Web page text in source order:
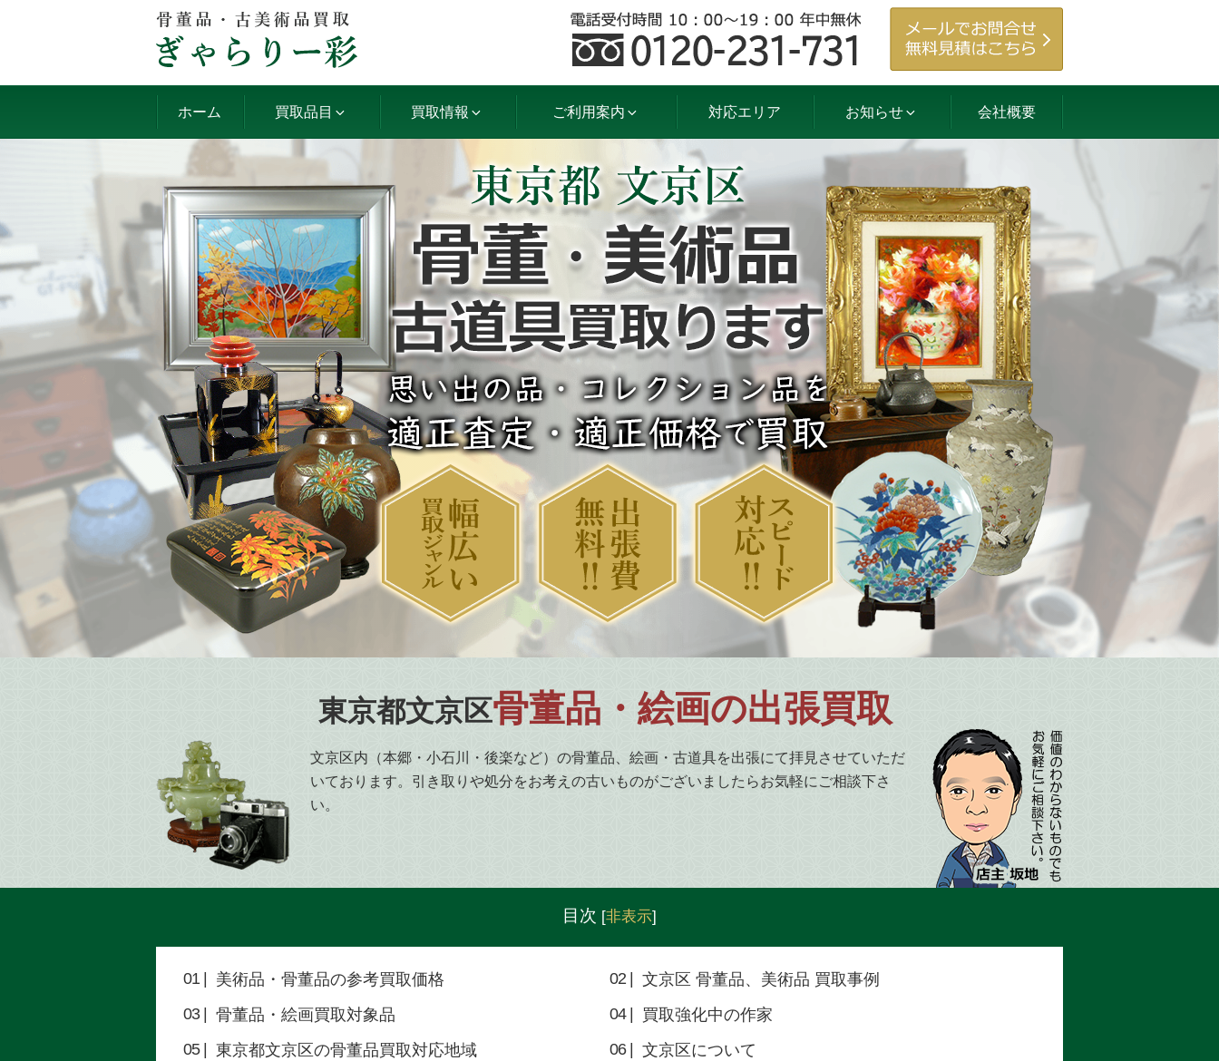
ン
プ
ホーム 買取品目 買取情報 ご利用案内 対応エリア お知らせ 会社概要
東京都文京区骨董品・絵画の出張買取
文京区内（本郷・小石川・後楽など）の骨董品、絵画・古道具を出張にて拝見させていただ
いております。引き取りや処分をお考えの古いものがございましたらお気軽にご相談下さ
い。
目次 [非表示]
美術品・骨董品の参考買取価格
文京区 骨董品、美術品 買取事例
骨董品・絵画買取対象品
買取強化中の作家
東京都文京区の骨董品買取対応地域
文京区について